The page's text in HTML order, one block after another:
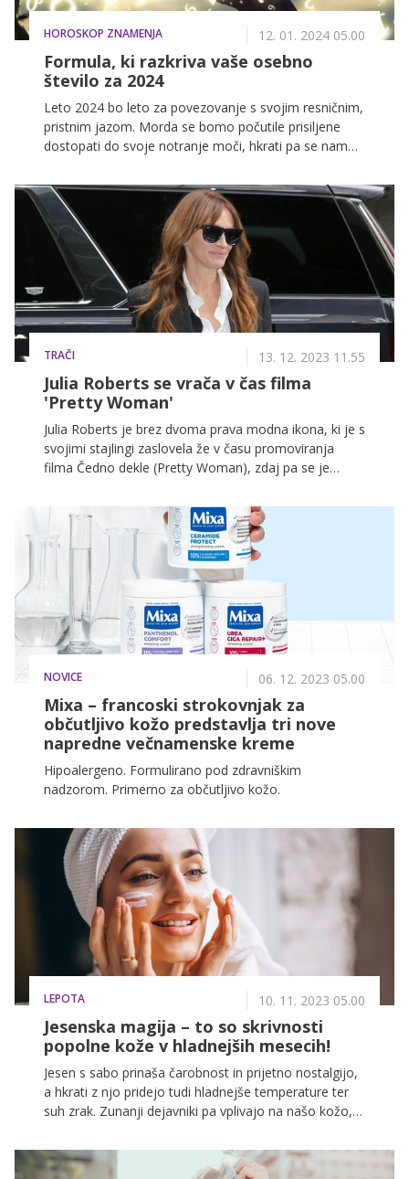
HOROSKOP ZNAMENJA 12. 01. 2024 05.00
Formula, ki razkriva vaše osebno
število za 2024
Leto 2024 bo leto za povezovanje s svojim resničnim,
pristnim jazom. Morda se bomo počutile prisiljene
dostopati do svoje notranje moči, hkrati pa se nam
letos uresniči. Zdi se, da bomo v letu 2024 našli svojo
pot!
TRAČI 13. 12. 2023 11.55
Julia Roberts se vrača v čas filma
'Pretty Woman'
Julia Roberts je brez dvoma prava modna ikona, ki je s
svojimi stajlingi zaslovela že v času promoviranja
filma Čedno dekle (Pretty Woman), zdaj pa se je
nekaj najbolj priljubljenih trendov iz 90. let prejšnjega
stoletja.
NOVICE 06. 12. 2023 05.00
Mixa – francoski strokovnjak za
občutljivo kožo predstavlja tri nove
napredne večnamenske kreme
Hipoalergeno. Formulirano pod zdravniškim
nadzorom. Primerno za občutljivo kožo.
LEPOTA 10. 11. 2023 05.00
Jesenska magija – to so skrivnosti
popolne kože v hladnejših mesecih!
Jesen s sabo prinaša čarobnost in prijetno nostalgijo,
a hkrati z njo pridejo tudi hladnejše temperature ter
suh zrak. Zunanji dejavniki pa vplivajo na našo kožo,
njeni negi v teh mesecih nameniti še posebno
pozornost.